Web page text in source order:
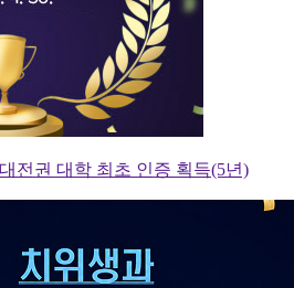
전권 대학 최초 인증 획득(5년)